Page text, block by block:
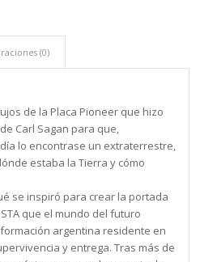
(0)
de la Placa Pioneer que hizo
Carl Sagan para que,
lo encontrase un extraterrestre,
estaba la Tierra y cómo
se inspiró para crear la portada
que el mundo del futuro
argentina residente en
y entrega. Tras más de